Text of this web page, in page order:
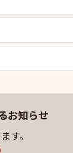
お知らせ
す。